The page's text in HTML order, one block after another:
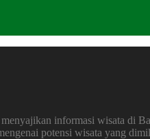
informasi wisata di
potensi wisata yang